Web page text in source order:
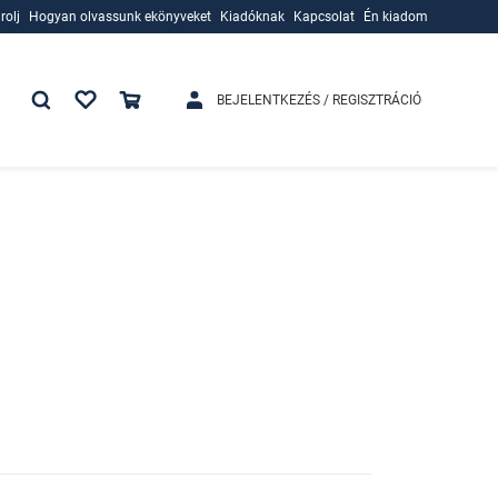
Hogyan olvassunk ekönyveket
Kiadóknak
Kapcsolat Én kiadom
BEJELENTKEZÉS / REGISZTRÁCIÓ